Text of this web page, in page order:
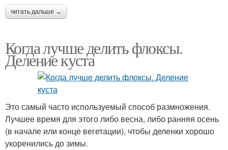
читать дальше →
Когда лучше делить флоксы.
Деление куста
Это самый часто используемый способ размножения.
Лучшее время для этого либо весна, либо ранняя осень
(в начале или конце вегетации), чтобы деленки хорошо
укоренились до зимы.